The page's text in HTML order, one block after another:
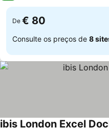
De € 80
Consulte os preços de 8
ibis London Excel